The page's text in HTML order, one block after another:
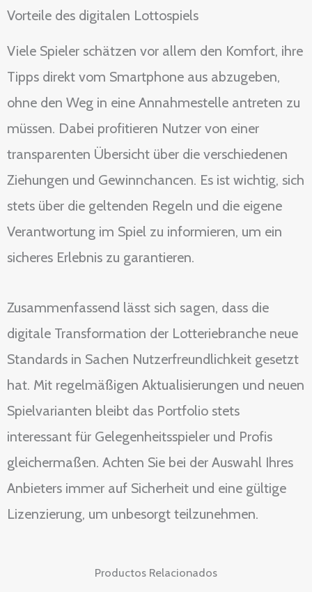
Vorteile des digitalen Lottospiels
Viele Spieler schätzen vor allem den Komfort, ihre
Tipps direkt vom Smartphone aus abzugeben,
ohne den Weg in eine Annahmestelle antreten zu
müssen. Dabei profitieren Nutzer von einer
transparenten Übersicht über die verschiedenen
Ziehungen und Gewinnchancen. Es ist wichtig, sich
stets über die geltenden Regeln und die eigene
Verantwortung im Spiel zu informieren, um ein
sicheres Erlebnis zu garantieren.
Zusammenfassend lässt sich sagen, dass die
digitale Transformation der Lotteriebranche neue
Standards in Sachen Nutzerfreundlichkeit gesetzt
hat. Mit regelmäßigen Aktualisierungen und neuen
Spielvarianten bleibt das Portfolio stets
interessant für Gelegenheitsspieler und Profis
gleichermaßen. Achten Sie bei der Auswahl Ihres
Anbieters immer auf Sicherheit und eine gültige
Lizenzierung, um unbesorgt teilzunehmen.
Productos Relacionados